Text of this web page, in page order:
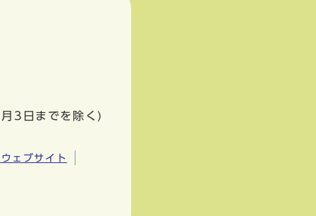
3日までを除く)
ェブサイト